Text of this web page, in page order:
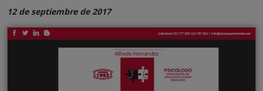
12 de septiembre de 2017